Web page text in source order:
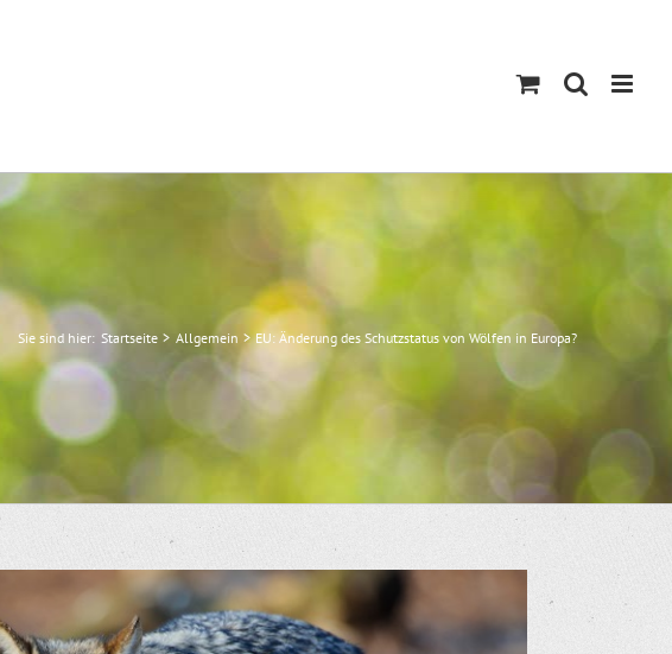
Sie sind hier: Startseite Allgemein EU: Änderung des Schutzstatus von Wölfen in Europa?